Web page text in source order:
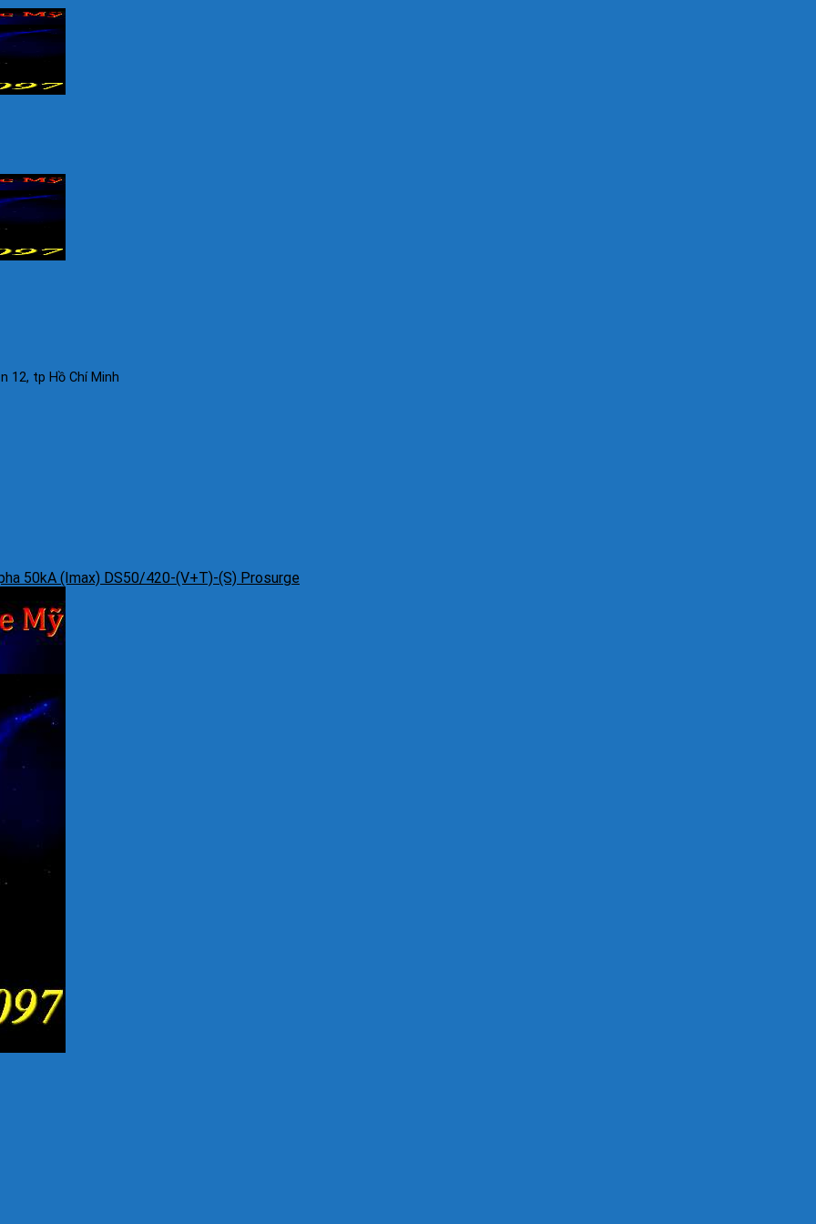
12, tp Hồ Chí Minh
50kA (Imax) DS50/420-(V+T)-(S) Prosurge